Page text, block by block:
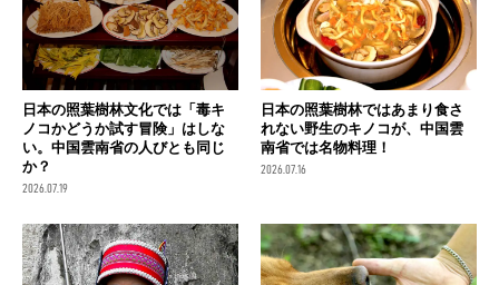
日本の照葉樹林文化では「毒キ
ノコかどうか試す冒険」はしな
い。中国雲南省の人びとも同じ
か？
2026.07.19
日本の照葉樹林ではあまり食さ
れない野生のキノコが、中国雲
南省では名物料理！
2026.07.16